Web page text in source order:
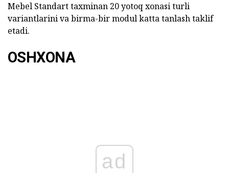
Mebel Standart taxminan 20 yotoq xonasi turli
variantlarini va birma-bir modul katta tanlash taklif
etadi.
OSHXONA
ad